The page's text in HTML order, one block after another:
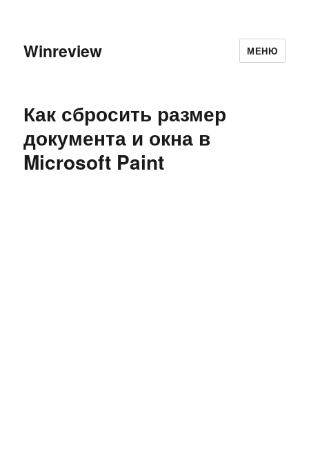
Winreview МЕНЮ
Как сбросить размер
документа и окна в
Microsoft Paint